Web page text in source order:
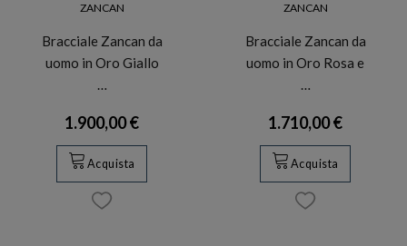
ZANCAN
Bracciale Zancan da
uomo in Oro Giallo
…
1.900,00 €
Acquista
ZANCAN
Bracciale Zancan da
uomo in Oro Rosa e
…
1.710,00 €
Acquista